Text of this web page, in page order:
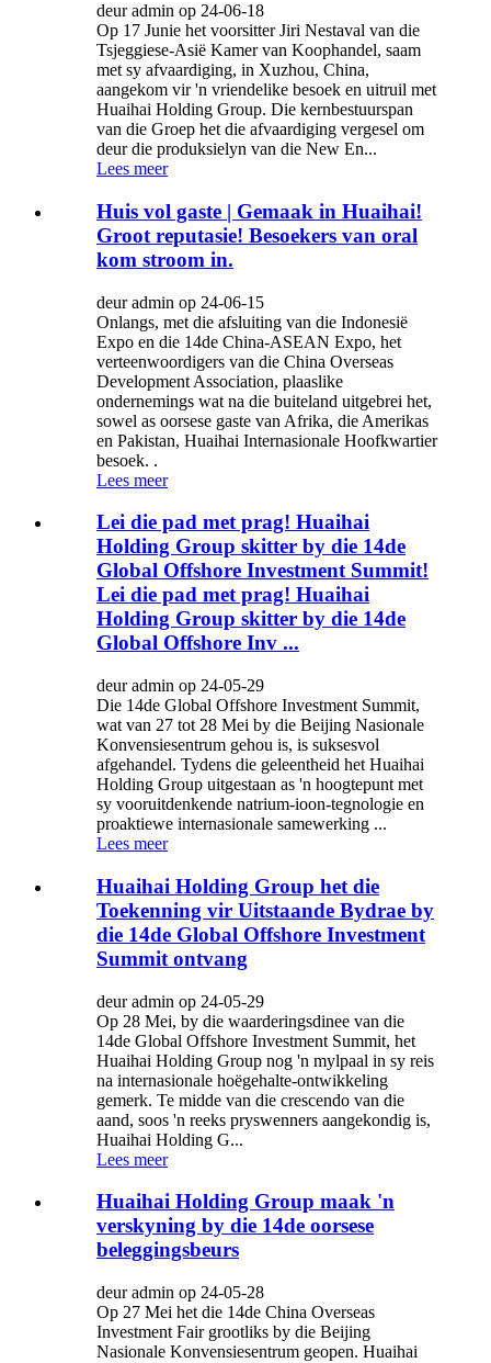
deur admin op 24-06-18
Op 17 Junie het voorsitter Jiri Nestaval van die
Tsjeggiese-Asië Kamer van Koophandel, saam
met sy afvaardiging, in Xuzhou, China,
aangekom vir 'n vriendelike besoek en uitruil met
Huaihai Holding Group. Die kernbestuurspan
van die Groep het die afvaardiging vergesel om
deur die produksielyn van die New En...
Lees meer
Huis vol gaste | Gemaak in Huaihai!
Groot reputasie! Besoekers van oral
kom stroom in.
deur admin op 24-06-15
Onlangs, met die afsluiting van die Indonesië
Expo en die 14de China-ASEAN Expo, het
verteenwoordigers van die China Overseas
Development Association, plaaslike
ondernemings wat na die buiteland uitgebrei het,
sowel as oorsese gaste van Afrika, die Amerikas
en Pakistan, Huaihai Internasionale Hoofkwartier
besoek. .
Lees meer
Lei die pad met prag! Huaihai
Holding Group skitter by die 14de
Global Offshore Investment Summit!
Lei die pad met prag! Huaihai
Holding Group skitter by die 14de
Global Offshore Inv ...
deur admin op 24-05-29
Die 14de Global Offshore Investment Summit,
wat van 27 tot 28 Mei by die Beijing Nasionale
Konvensiesentrum gehou is, is suksesvol
afgehandel. Tydens die geleentheid het Huaihai
Holding Group uitgestaan ​​as 'n hoogtepunt met
sy vooruitdenkende natrium-ioon-tegnologie en
proaktiewe internasionale samewerking ...
Lees meer
Huaihai Holding Group het die
Toekenning vir Uitstaande Bydrae by
die 14de Global Offshore Investment
Summit ontvang
deur admin op 24-05-29
Op 28 Mei, by die waarderingsdinee van die
14de Global Offshore Investment Summit, het
Huaihai Holding Group nog 'n mylpaal in sy reis
na internasionale hoëgehalte-ontwikkeling
gemerk. Te midde van die crescendo van die
aand, soos 'n reeks pryswenners aangekondig is,
Huaihai Holding G...
Lees meer
Huaihai Holding Group maak 'n
verskyning by die 14de oorsese
beleggingsbeurs
deur admin op 24-05-28
Op 27 Mei het die 14de China Overseas
Investment Fair grootliks by die Beijing
Nasionale Konvensiesentrum geopen. Huaihai